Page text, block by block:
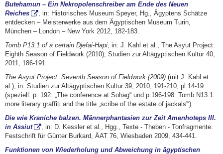
Butehamun – Ein Nekropolenschreiber am Ende des Neuen
Reiches
, in: Historisches Museum Speyer, Hg., Ägyptens Schätze
entdecken – Meisterwerke aus dem Ägyptischen Museum Turin,
München – London – New York 2012, 182-183.
Tomb P13.1 of a certain Djefai-Hapi, in: J. Kahl et al., The Asyut Project:
Eighth Season of Fieldwork (2010), Studien zur Altägyptischen Kultur 40,
2011, 186-191.
The Asyut Project: Seventh Season of Fieldwork (2009) (mit J. Kahl et
al.), in: Studien zur Altägyptischen Kultur 39, 2010, 191-210, pl.14-19
(speziell: p. 192: „The conference at Sohag“ und p.196-198: Tomb N13.1:
more literary graffiti and the title „scribe of the estate of jackals'“).
Die wie Kraniche balzen. Männerphantasien zur Zeit Amenhoteps III.
in Assiut
, in: D. Kessler et al., Hgg., Texte - Theben - Tonfragmente.
Festschrift für Günter Burkard, ÄAT 76, Wiesbaden 2009, 434-441.
Funktionen von Wiederholung und Abweichung in ägyptischen